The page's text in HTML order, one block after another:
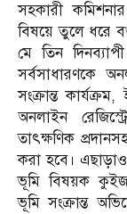
সহকারী
বিষয়ে তুলে ধরে
মে তিন
সর্বসাধারণকে
সংক্রান্ত
অনলাইন
তাৎক্ষণিক
করা হবে। এছাড়াও
ভূমি বিষয়ক কুইজ
ভূমি সংক্রান্ত